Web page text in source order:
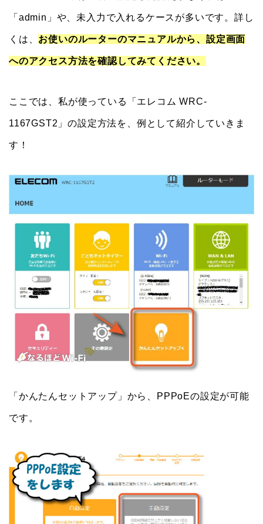
「admin」や、未入力で入れるケースが多いです。詳し
くは、 お使いのルーターのマニュアルから、設定画面
へのアクセス方法を確認してみてください。
ここでは、私が使っている「エレコム WRC-
1167GST2」の設定方法を、例として紹介していきま
す！
「かんたんセットアップ」から、PPPoEの設定が可能
です。